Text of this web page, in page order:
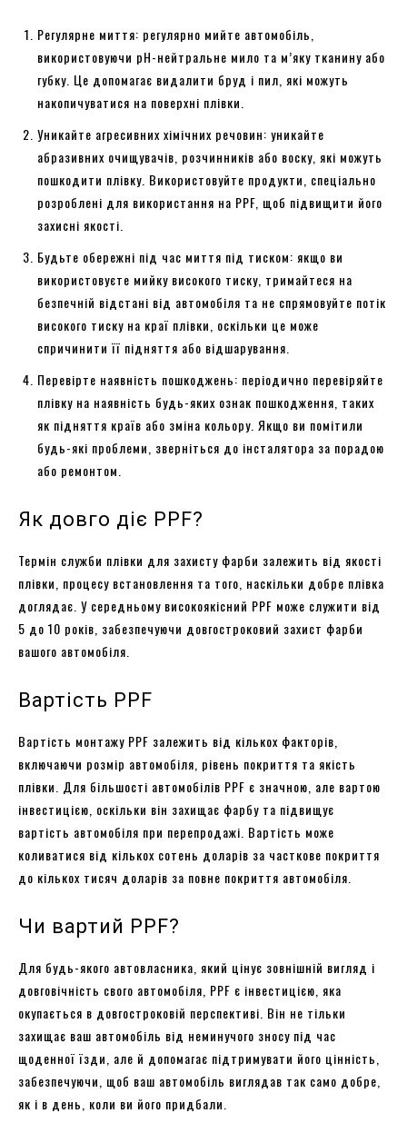
Регулярне миття: регулярно мийте автомобіль,
використовуючи pH-нейтральне мило та м’яку тканину або
губку. Це допомагає видалити бруд і пил, які можуть
накопичуватися на поверхні плівки.
Уникайте агресивних хімічних речовин: уникайте
абразивних очищувачів, розчинників або воску, які можуть
пошкодити плівку. Використовуйте продукти, спеціально
розроблені для використання на PPF, щоб підвищити його
захисні якості.
Будьте обережні під час миття під тиском: якщо ви
використовуєте мийку високого тиску, тримайтеся на
безпечній відстані від автомобіля та не спрямовуйте потік
високого тиску на краї плівки, оскільки це може
спричинити її підняття або відшарування.
Перевірте наявність пошкоджень: періодично перевіряйте
плівку на наявність будь-яких ознак пошкодження, таких
як підняття країв або зміна кольору. Якщо ви помітили
будь-які проблеми, зверніться до інсталятора за порадою
або ремонтом.
Як довго діє PPF?
Термін служби плівки для захисту фарби залежить від якості
плівки, процесу встановлення та того, наскільки добре плівка
доглядає. У середньому високоякісний PPF може служити від
5 до 10 років, забезпечуючи довгостроковий захист фарби
вашого автомобіля.
Вартість PPF
Вартість монтажу PPF залежить від кількох факторів,
включаючи розмір автомобіля, рівень покриття та якість
плівки. Для більшості автомобілів PPF є значною, але вартою
інвестицією, оскільки він захищає фарбу та підвищує
вартість автомобіля при перепродажі. Вартість може
коливатися від кількох сотень доларів за часткове покриття
до кількох тисяч доларів за повне покриття автомобіля.
Чи вартий PPF?
Для будь-якого автовласника, який цінує зовнішній вигляд і
довговічність свого автомобіля, PPF є інвестицією, яка
окупається в довгостроковій перспективі. Він не тільки
захищає ваш автомобіль від неминучого зносу під час
щоденної їзди, але й допомагає підтримувати його цінність,
забезпечуючи, щоб ваш автомобіль виглядав так само добре,
як і в день, коли ви його придбали.